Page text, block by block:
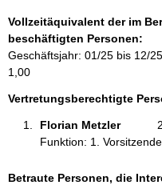
t
i
o
n
e
Vollzeitäquivalent der im
beschäftigten Personen:
Geschäftsjahr: 01/25 bis 12/25
1,00
Vertretungsberechtigte
Florian Metzler
Funktion: 1.
Betraute Personen, die